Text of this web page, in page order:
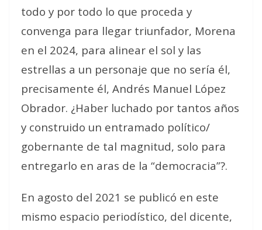
todo y por todo lo que proceda y
convenga para llegar triunfador, Morena
en el 2024, para alinear el sol y las
estrellas a un personaje que no sería él,
precisamente él, Andrés Manuel López
Obrador. ¿Haber luchado por tantos años
y construido un entramado político/
gobernante de tal magnitud, solo para
entregarlo en aras de la “democracia”?.
En agosto del 2021 se publicó en este
mismo espacio periodístico, del dicente,